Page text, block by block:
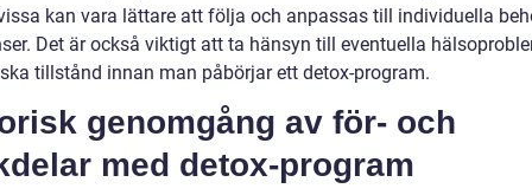
kan vara lättare att följa och anpassas till individuella
Det är också viktigt att ta hänsyn till eventuella
tillstånd innan man påbörjar ett detox-program.
genomgång av för- och
med detox-program